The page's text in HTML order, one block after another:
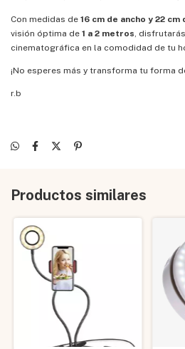
Con medidas de 16 cm de ancho y 22 cm
visión óptima de 1 a 2 metros,
cinematográfica en la comodidad de tu
¡No esperes más y transforma tu forma
r.b
Productos similares